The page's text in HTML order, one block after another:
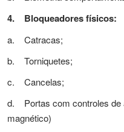
4. Bloqueadores físicos:
a. Catracas;
b. Torniquetes;
c. Cancelas;
d. Portas com controles de
magnético)